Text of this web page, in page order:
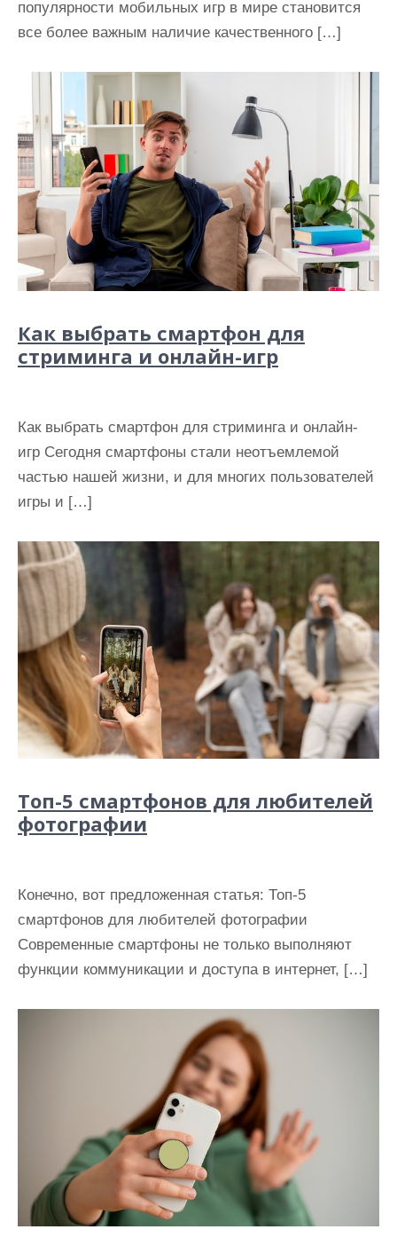
популярности мобильных игр в мире становится
все более важным наличие качественного […]
Как выбрать смартфон для
стриминга и онлайн-игр
Как выбрать смартфон для стриминга и онлайн-
игр Сегодня смартфоны стали неотъемлемой
частью нашей жизни, и для многих пользователей
игры и […]
Топ-5 смартфонов для любителей
фотографии
Конечно, вот предложенная статья: Топ-5
смартфонов для любителей фотографии
Современные смартфоны не только выполняют
функции коммуникации и доступа в интернет, […]